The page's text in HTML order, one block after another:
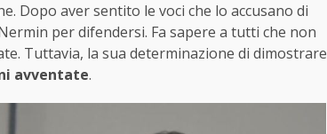
Dopo aver sentito le voci che lo accusano di
per difendersi. Fa sapere a tutti che non
Tuttavia, la sua determinazione di dimostrare
avventate.